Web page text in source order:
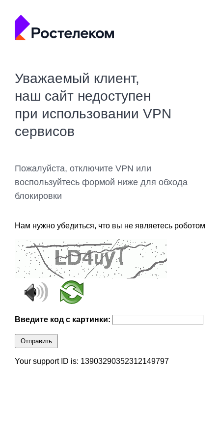
Уважаемый клиент,
наш сайт недоступен
при использовании VPN
сервисов
Пожалуйста, отключите VPN или
воспользуйтесь формой ниже для обхода
блокировки
Нам нужно убедиться, что вы не являетесь роботом
Введите код с картинки:
Отправить
Your support ID is: 13903290352312149797